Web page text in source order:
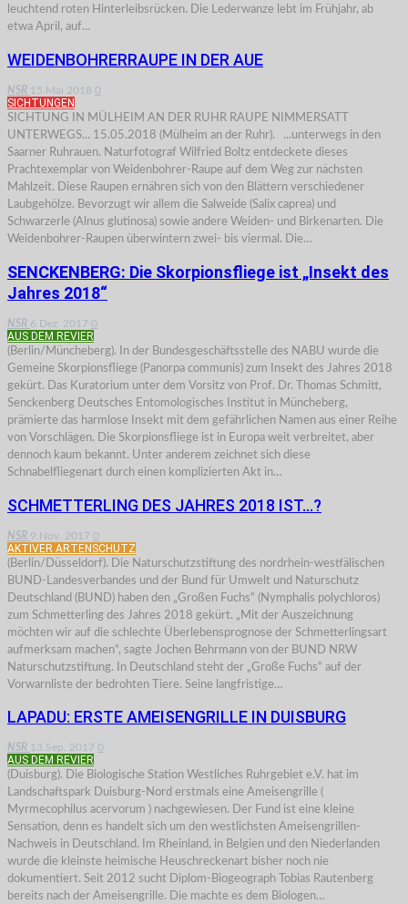
leuchtend roten Hinterleibsrücken. Die Lederwanze lebt im Frühjahr, ab
etwa April, auf…
WEIDENBOHRERRAUPE IN DER AUE
NSR 15.Mai 2018 0
SICHTUNGEN
SICHTUNG IN MÜLHEIM AN DER RUHR RAUPE NIMMERSATT
UNTERWEGS... 15.05.2018 (Mülheim an der Ruhr). ...unterwegs in den
Saarner Ruhrauen. Naturfotograf Wilfried Boltz entdeckete dieses
Prachtexemplar von Weidenbohrer-Raupe auf dem Weg zur nächsten
Mahlzeit. Diese Raupen ernähren sich von den Blättern verschiedener
Laubgehölze. Bevorzugt wir allem die Salweide (Salix caprea) und
Schwarzerle (Alnus glutinosa) sowie andere Weiden- und Birkenarten. Die
Weidenbohrer-Raupen überwintern zwei- bis viermal. Die…
SENCKENBERG: Die Skorpionsfliege ist „Insekt des
Jahres 2018“
NSR 6.Dez. 2017 0
AUS DEM REVIER
(Berlin/Müncheberg). In der Bundesgeschäftsstelle des NABU wurde die
Gemeine Skorpionsfliege (Panorpa communis) zum Insekt des Jahres 2018
gekürt. Das Kuratorium unter dem Vorsitz von Prof. Dr. Thomas Schmitt,
Senckenberg Deutsches Entomologisches Institut in Müncheberg,
prämierte das harmlose Insekt mit dem gefährlichen Namen aus einer Reihe
von Vorschlägen. Die Skorpionsfliege ist in Europa weit verbreitet, aber
dennoch kaum bekannt. Unter anderem zeichnet sich diese
Schnabelfliegenart durch einen komplizierten Akt in…
SCHMETTERLING DES JAHRES 2018 IST…?
NSR 9.Nov. 2017 0
AKTIVER ARTENSCHUTZ
(Berlin/Düsseldorf). Die Naturschutzstiftung des nordrhein-westfälischen
BUND-Landesverbandes und der Bund für Umwelt und Naturschutz
Deutschland (BUND) haben den „Großen Fuchs“ (Nymphalis polychloros)
zum Schmetterling des Jahres 2018 gekürt. „Mit der Auszeichnung
möchten wir auf die schlechte Überlebensprognose der Schmetterlingsart
aufmerksam machen“, sagte Jochen Behrmann von der BUND NRW
Naturschutzstiftung. In Deutschland steht der „Große Fuchs“ auf der
Vorwarnliste der bedrohten Tiere. Seine langfristige…
LAPADU: ERSTE AMEISENGRILLE IN DUISBURG
NSR 13.Sep. 2017 0
AUS DEM REVIER
(Duisburg). Die Biologische Station Westliches Ruhrgebiet e.V. hat im
Landschaftspark Duisburg-Nord erstmals eine Ameisengrille (
Myrmecophilus acervorum ) nachgewiesen. Der Fund ist eine kleine
Sensation, denn es handelt sich um den westlichsten Ameisengrillen-
Nachweis in Deutschland. Im Rheinland, in Belgien und den Niederlanden
wurde die kleinste heimische Heuschreckenart bisher noch nie
dokumentiert. Seit 2012 sucht Diplom-Biogeograph Tobias Rautenberg
bereits nach der Ameisengrille. Die machte es dem Biologen…